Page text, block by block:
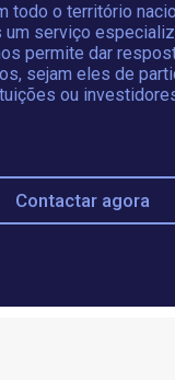
todo o território
serviço
permite dar
sejam eles de
ou
Contactar agora